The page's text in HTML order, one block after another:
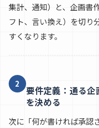
集計、通知）と、企画書
フト、言い換え）を切り
すくなります。
2
要件定義：通る企
を決める
次に「何が書ければ承認